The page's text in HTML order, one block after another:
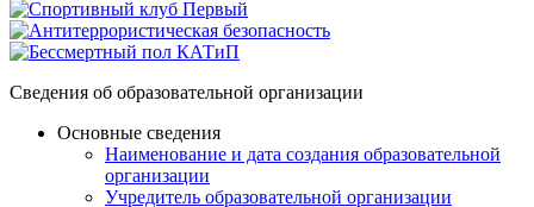
Сведения об образовательной организации
Основные сведения
Наименование и дата создания образовательной
организации
Учредитель образовательной организации